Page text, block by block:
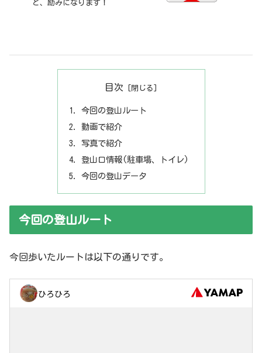
と、励みになります！
目次
今回の登山ルート
動画で紹介
写真で紹介
登山口情報(駐車場、トイレ)
今回の登山データ
今回の登山ルート
今回歩いたルートは以下の通りです。